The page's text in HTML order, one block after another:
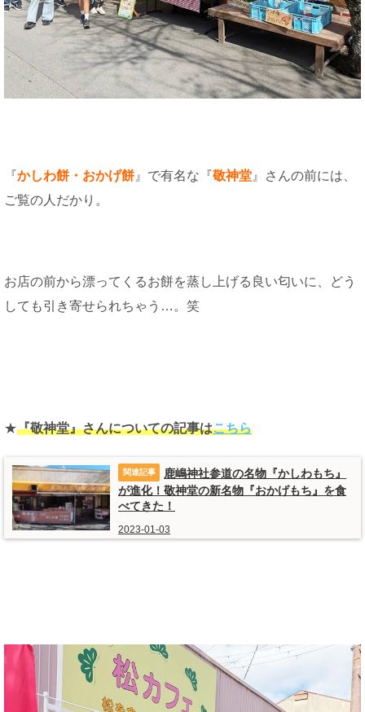
『かしわ餅・おかげ餅 』で有名な『敬神堂 』さんの前には、
ご覧の人だかり。
お店の前から漂ってくるお餅を蒸し上げる良い匂いに、どう
しても引き寄せられちゃう…。笑
★『敬神堂』さんについての記事はこちら
鹿嶋神社参道の名物『かしわもち』
が進化！敬神堂の新名物『おかげもち』を食
べてきた！
2023-01-03